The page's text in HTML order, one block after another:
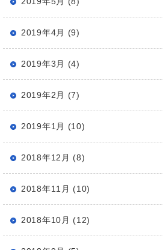
2019年4月 (9)
2019年3月 (4)
2019年2月 (7)
2019年1月 (10)
2018年12月 (8)
2018年11月 (10)
2018年10月 (12)